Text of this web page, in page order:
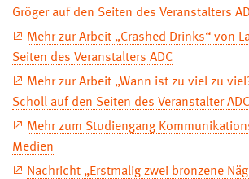
Gröger auf den Seiten des Veranstalters
Mehr zur Arbeit „Crashed Drinks“ von
Seiten des Veranstalters ADC
Mehr zur Arbeit „Wann ist zu viel zu
Scholl auf den Seiten des Veranstalter ADC
Mehr zum Studiengang
Medien
Nachricht „Erstmalig zwei bronzene